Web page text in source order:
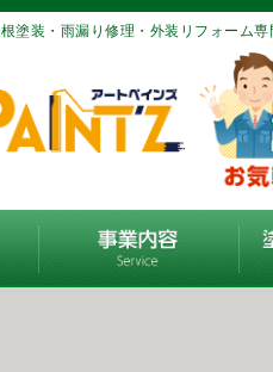
塗装・雨漏り修理・外装リフォーム